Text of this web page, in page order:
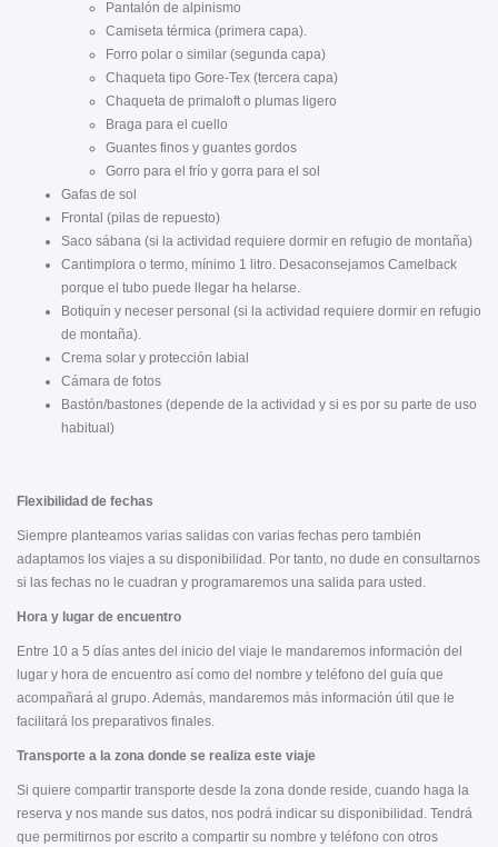
Pantalón de alpinismo
Camiseta térmica (primera capa).
Forro polar o similar (segunda capa)
Chaqueta tipo Gore-Tex (tercera capa)
Chaqueta de primaloft o plumas ligero
Braga para el cuello
Guantes finos y guantes gordos
Gorro para el frío y gorra para el sol
Gafas de sol
Frontal (pilas de repuesto)
Saco sábana (si la actividad requiere dormir en refugio de montaña)
Cantimplora o termo, mínimo 1 litro. Desaconsejamos Camelback
porque el tubo puede llegar ha helarse.
Botiquín y neceser personal (si la actividad requiere dormir en refugio
de montaña).
Crema solar y protección labial
Cámara de fotos
Bastón/bastones (depende de la actividad y si es por su parte de uso
habitual)
Flexibilidad de fechas
Siempre planteamos varias salidas con varias fechas pero también
adaptamos los viajes a su disponibilidad. Por tanto, no dude en consultarnos
si las fechas no le cuadran y programaremos una salida para usted.
Hora y lugar de encuentro
Entre 10 a 5 días antes del inicio del viaje le mandaremos información del
lugar y hora de encuentro así como del nombre y teléfono del guía que
acompañará al grupo. Además, mandaremos más información útil que le
facilitará los preparativos finales.
Transporte a la zona donde se realiza este viaje
Si quiere compartir transporte desde la zona donde reside, cuando haga la
reserva y nos mande sus datos, nos podrá indicar su disponibilidad. Tendrá
que permitirnos por escrito a compartir su nombre y teléfono con otros